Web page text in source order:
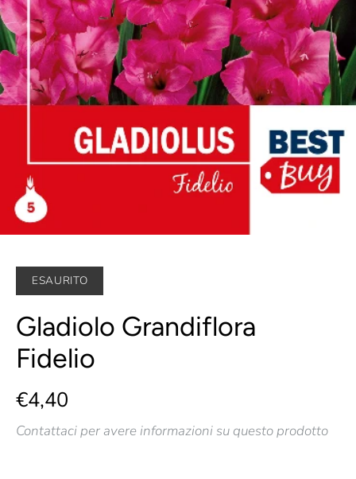
ESAURITO
Gladiolo Grandiflora
Fidelio
€4,40
Contattaci per avere informazioni su questo prodotto